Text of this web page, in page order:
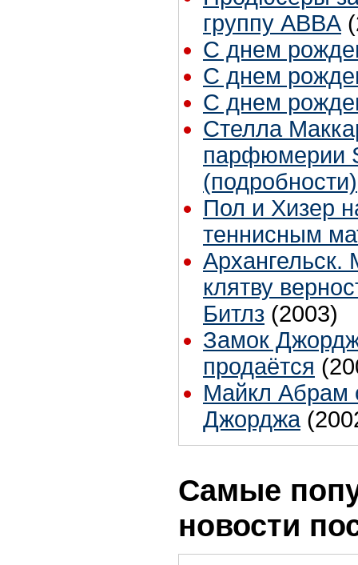
группу ABBA
С днем
С днем
С днем
Стелла
парфюмерии
(подробности)
Пол и Хизер
теннисным
клятву
Битлз (2003)
Замок
продаётся
Майкл Абрам
Джорджа
Самые
новости